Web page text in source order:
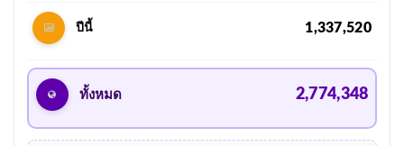
ปีนี้ 1,337,520
ทั้งหมด 2,774,348